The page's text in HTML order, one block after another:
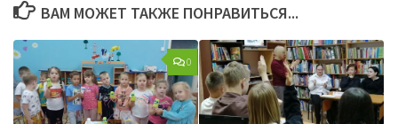
ВАМ МОЖЕТ ТАКЖЕ ПОНРАВИТЬСЯ...
0